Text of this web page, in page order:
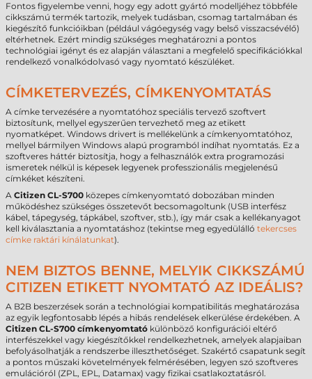
Fontos figyelembe venni, hogy egy adott gyártó modelljéhez többféle
cikkszámú termék tartozik, melyek tudásban, csomag tartalmában és
kiegészítő funkcióikban (például vágóegység vagy belső visszacsévélő)
eltérhetnek. Ezért mindig szükséges meghatározni a pontos
technológiai igényt és ez alapján választani a megfelelő specifikációkkal
rendelkező vonalkódolvasó vagy nyomtató készüléket.
CÍMKETERVEZÉS, CÍMKENYOMTATÁS
A címke tervezésére a nyomtatóhoz speciális tervező szoftvert
biztosítunk, mellyel egyszerűen tervezhető meg az etikett
nyomatképet. Windows drivert is mellékelünk a címkenyomtatóhoz,
mellyel bármilyen Windows alapú programból indíhat nyomtatás. Ez a
szoftveres háttér biztosítja, hogy a felhasználók extra programozási
ismeretek nélkül is képesek legyenek professzionális megjelenésű
címkéket készíteni.
A Citizen CL-S700 közepes címkenyomtató dobozában minden
működéshez szükséges összetevőt becsomagoltunk (USB interfész
kábel, tápegység, tápkábel, szoftver, stb.), így már csak a kellékanyagot
kell kiválasztania a nyomtatáshoz (tekintse meg egyedülálló tekercses
címke raktári kínálatunkat).
NEM BIZTOS BENNE, MELYIK CIKKSZÁMÚ
CITIZEN ETIKETT NYOMTATÓ AZ IDEÁLIS?
A B2B beszerzések során a technológiai kompatibilitás meghatározása
az egyik legfontosabb lépés a hibás rendelések elkerülése érdekében. A
Citizen CL-S700 címkenyomtató különböző konfigurációi eltérő
interfészekkel vagy kiegészítőkkel rendelkezhetnek, amelyek alapjaiban
befolyásolhatják a rendszerbe illeszthetőséget. Szakértő csapatunk segít
a pontos műszaki követelmények felmérésében, legyen szó szoftveres
emulációról (ZPL, EPL, Datamax) vagy fizikai csatlakoztatásról.